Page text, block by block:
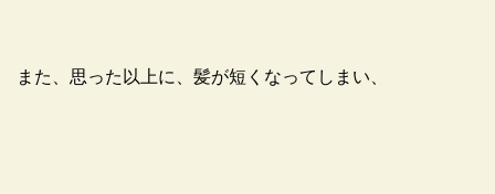
また、思った以上に、髪が短くなってしまい、